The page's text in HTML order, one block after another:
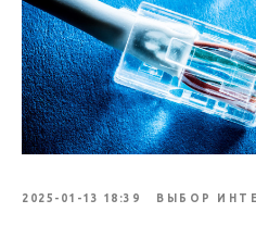
2025-01-13 18:39 ВЫБОР